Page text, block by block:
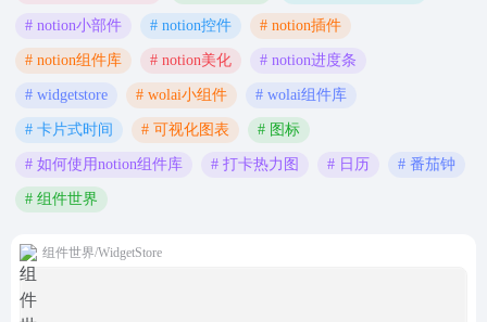
# notion小部件 # notion控件 # notion插件
# notion组件库 # notion美化 # notion进度条
# widgetstore # wolai小组件 # wolai组件库
# 卡片式时间 # 可视化图表 # 图标
# 如何使用notion组件库 # 打卡热力图 # 日历 # 番茄钟
# 组件世界
组件世界/WidgetStore